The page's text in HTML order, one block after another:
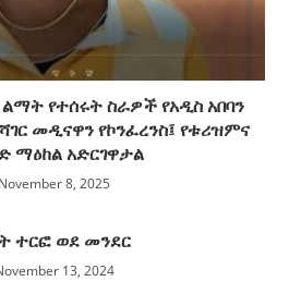
የተሰሩት ስራዎች የአዲስ አበባን
መዲናዋን የኮንፈረንስ፤ የቱሪዝምና
ማዕከል አድርገዋታል
November 8, 2025
ተርፎ ወደ መንደር
13, 2024